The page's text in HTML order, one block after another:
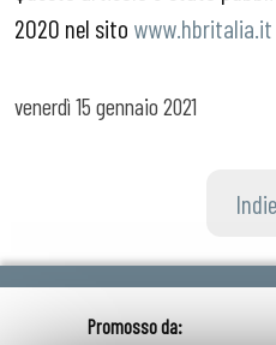
2020 nel sito www.hbritalia.it
venerdì 15 gennaio 2021